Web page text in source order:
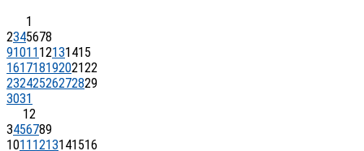
1
2345678
91011 12131415
16171819202122
23242526272829
3031
12
3456789
1011 1213141516